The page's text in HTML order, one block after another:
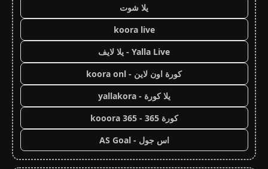
يلا شوت
koora live
Yalla Live - يلا لايف
كورة اون لاين - koora onl
يلا كورة - yallakora
كورة 365 - kooora 365
اس جول - AS Goal